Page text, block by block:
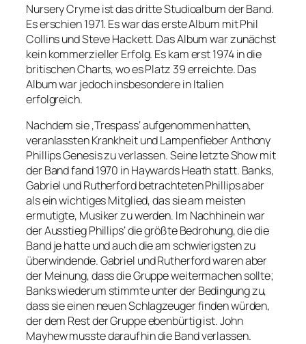
Nursery Cryme ist das dritte Studioalbum der Band.
Es erschien 1971. Es war das erste Album mit Phil
Collins und Steve Hackett. Das Album war zunächst
kein kommerzieller Erfolg. Es kam erst 1974 in die
britischen Charts, wo es Platz 39 erreichte. Das
Album war jedoch insbesondere in Italien
erfolgreich.
Nachdem sie ‚Trespass‘ aufgenommen hatten,
veranlassten Krankheit und Lampenfieber Anthony
Phillips Genesis zu verlassen. Seine letzte Show mit
der Band fand 1970 in Haywards Heath statt. Banks,
Gabriel und Rutherford betrachteten Phillips aber
als ein wichtiges Mitglied, das sie am meisten
ermutigte, Musiker zu werden. Im Nachhinein war
der Ausstieg Phillips‘ die größte Bedrohung, die die
Band je hatte und auch die am schwierigsten zu
überwindende. Gabriel und Rutherford waren aber
der Meinung, dass die Gruppe weitermachen sollte;
Banks wiederum stimmte unter der Bedingung zu,
dass sie einen neuen Schlagzeuger finden würden,
der dem Rest der Gruppe ebenbürtig ist. John
Mayhew musste daraufhin die Band verlassen.